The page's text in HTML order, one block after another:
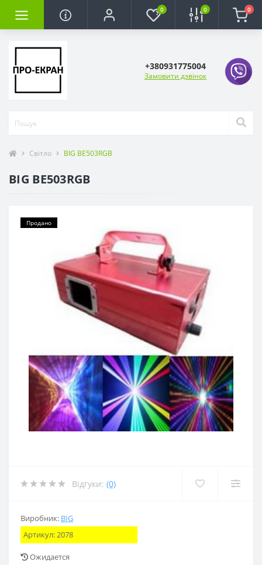
0 0 0
+380931775004
Замовити дзвінок
Світло BIG BE503RGB
BIG BE503RGB
Продано
Відгуки: (0)
Виробник: BIG
Артикул:2078
Ожидается